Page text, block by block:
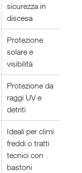
sicurezza in
discesa
Protezione
solare e
visibilità
Protezione da
raggi UV e
detriti
Ideali per climi
freddi o tratti
tecnici con
bastoni